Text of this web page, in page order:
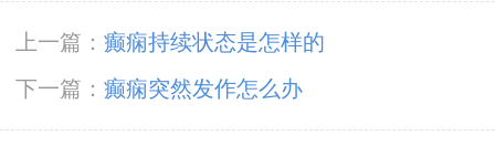
上一篇： 癫痫持续状态是怎样的
下一篇： 癫痫突然发作怎么办